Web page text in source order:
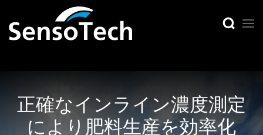
正確なインライン濃度測定
により肥料生産を効率化